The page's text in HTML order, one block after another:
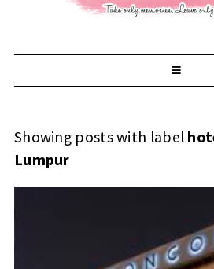
Showing posts with label
Lumpur